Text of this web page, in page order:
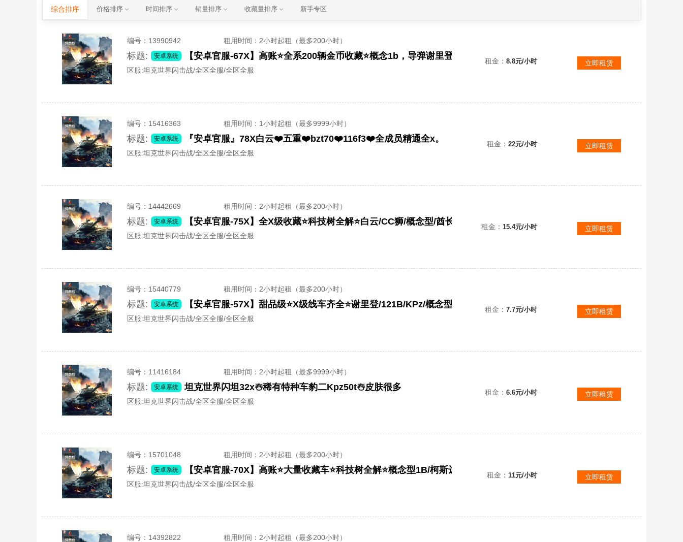
综合排序 价格排序 时间排序 销量排序 收藏量排序 新手专区
编号： 13990942 租用时间 ：2小时起租（最多200小时）
标题: 安卓系统 【安卓官服-67X】高账⭐全系200辆金币收藏⭐概念1b，导弹谢里登，T22，260，907
区服:坦克世界闪击战/全区全服/全区全服
租金： 8.8元/小时 立即租赁
编号： 15416363 租用时间 ：1小时起租（最多9999小时）
标题: 安卓系统 『安卓官服』78X白云❤️五重❤️bzt70❤️116f3❤️全成员精通全x。
区服:坦克世界闪击战/全区全服/全区全服
租金： 22元/小时 立即租赁
编号： 14442669 租用时间 ：2小时起租（最多200小时）
标题: 安卓系统
区服:坦克世界闪击战/全区全服/全区全服
租金： 15.4元/小时 立即租赁
编号： 15440779 租用时间 ：2小时起租（最多200小时）
标题: 安卓系统 【安卓官服-57X】甜品级⭐X级线车齐全⭐谢里登/121B/KPz/概念型/酋长/征服者/AMX
区服:坦克世界闪击战/全区全服/全区全服
租金： 7.7元/小时 立即租赁
编号： 11416184 租用时间 ：2小时起租（最多9999小时）
标题: 安卓系统 坦克世界闪坦32x☃️稀有特种车豹二Kpz50t☃️皮肤很多
区服:坦克世界闪击战/全区全服/全区全服
租金： 6.6元/小时 立即租赁
编号： 15701048 租用时间 ：2小时起租（最多200小时）
标题: 安卓系统 【安卓官服-70X】高账⭐大量收藏车⭐科技树全解⭐概念型1B/柯斯达T27/T28守卫者
区服:坦克世界闪击战/全区全服/全区全服
租金： 11元/小时 立即租赁
编号： 14392822 租用时间 ：2小时起租（最多200小时）